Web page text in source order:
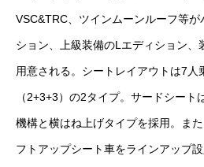
VSC&TRC、ツインムーンルーフ等が
ション、上級装備のLエディション、
用意される。シートレイアウトは7人
（2+3+3）の2タイプ。サードシー
機構と横はね上げタイプを採用。ま
フトアップシート車をラインアップ